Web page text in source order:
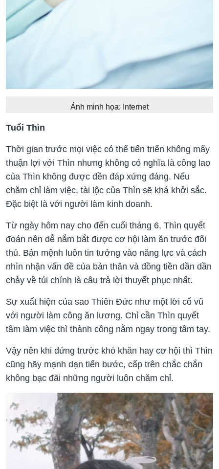
Ảnh minh họa: Internet
Tuổi Thìn
Thời gian trước mọi việc có thể tiến triển không mấy
thuận lợi với Thìn nhưng không có nghĩa là công lao
của Thìn không được đền đáp xứng đáng. Nếu
chăm chỉ làm việc, tài lộc của Thìn sẽ khá khởi sắc.
Đặc biệt là với người làm kinh doanh.
Từ ngày hôm nay cho đến cuối tháng 6, Thìn quyết
đoán nên dễ nắm bắt được cơ hội làm ăn trước đối
thủ. Bản mệnh luôn tin tưởng vào năng lực và cách
nhìn nhận vấn đề của bản thân và đồng tiền dần dần
chảy về túi chính là câu trả lời thuyết phục nhất.
Sự xuất hiện của sao Thiên Đức như một lời cổ vũ
với người làm công ăn lương. Chỉ cần Thìn quyết
tâm làm việc thì thành công nằm ngay trong tầm tay.
Vậy nên khi đứng trước khó khăn hay cơ hội thì Thìn
cũng hãy mạnh dạn tiến bước, cấp trên chắc chắn
không bạc đãi những người luôn chăm chỉ.